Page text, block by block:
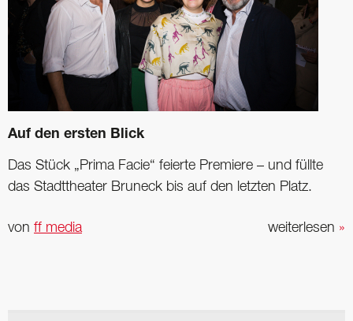
Auf den ersten Blick
Das Stück „Prima Facie“ feierte Premiere – und füllte
das Stadttheater Bruneck bis auf den letzten Platz.
weiterlesen »
von ff media